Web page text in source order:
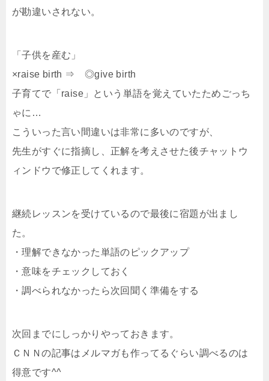
が勘違いされない。
「子供を産む」
×raise birth ⇒ ◎give birth
子育てで「raise」という単語を覚えていたためごっち
ゃに…
こういった言い間違いは非常に多いのですが、
先生がすぐに指摘し、正解を考えさせた後チャットウ
ィンドウで修正してくれます。
継続レッスンを受けているので最後に宿題が出まし
た。
・理解できなかった単語のピックアップ
・意味をチェックしておく
・調べられなかったら次回聞く準備をする
次回までにしっかりやっておきます。
ＣＮＮの記事はメルマガも作ってるぐらい調べるのは
得意です^^